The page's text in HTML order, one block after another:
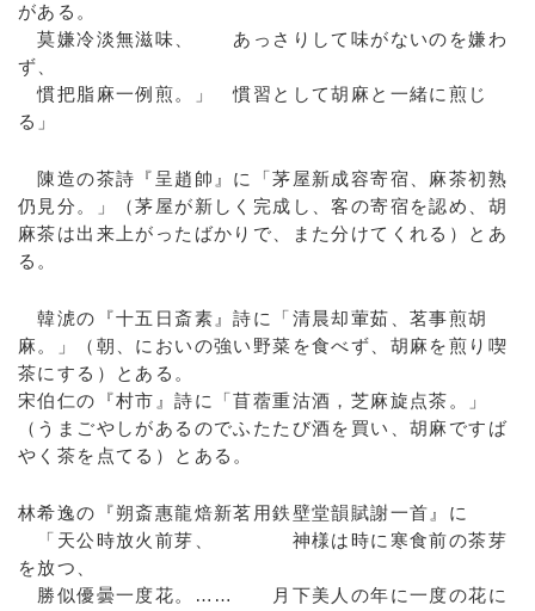
がある。
莫嫌冷淡無滋味、 あっさりして味がないのを嫌わ
ず、
慣把脂麻一例煎。」 慣習として胡麻と一緒に煎じ
る」
陳造の茶詩『呈趙帥』に「茅屋新成容寄宿、麻茶初熟
仍見分。」（茅屋が新しく完成し、客の寄宿を認め、胡
麻茶は出来上がったばかりで、また分けてくれる）とあ
る。
韓淲の『十五日斎素』詩に「清晨却葷茹、茗事煎胡
麻。」（朝、においの強い野菜を食べず、胡麻を煎り喫
茶にする）とある。
宋伯仁の『村市』詩に「苜蓿重沽酒，芝麻旋点茶。」
（うまごやしがあるのでふたたび酒を買い、胡麻ですば
やく茶を点てる）とある。
林希逸の『朔斎惠龍焙新茗用鉄壁堂韻賦謝一首』に
「天公時放火前芽、 神様は時に寒食前の茶芽
を放つ、
勝似優曇一度花。…… 月下美人の年に一度の花に